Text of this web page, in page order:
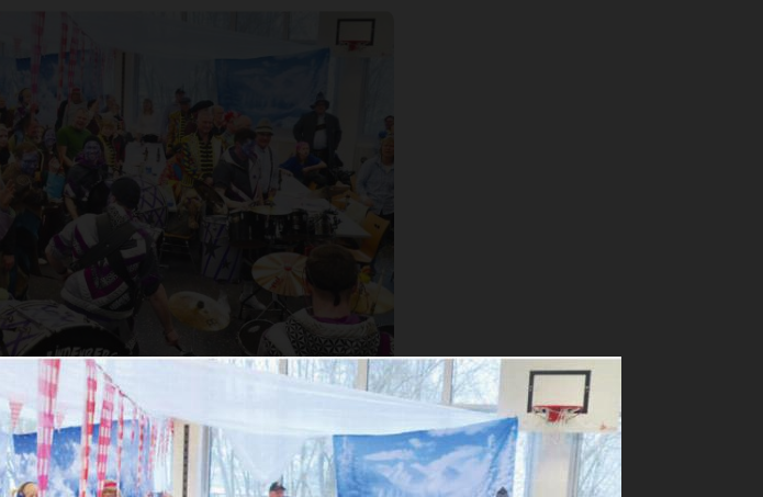
Beim energiegeladenen Auftritt der
Buttwil kaum jemand sitzen.
Stöckli